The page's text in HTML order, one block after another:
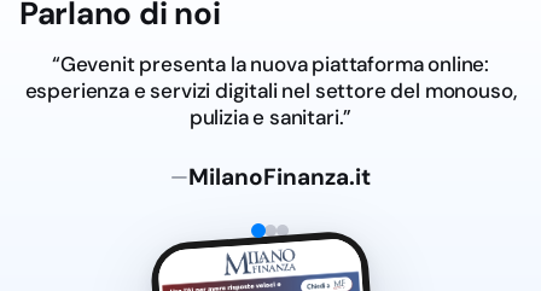
l’emergenza o l’uso
confronta un negozio di
articoli sanitari vicino
alla propria sede con
criterio più utile non è la
Torino o Roma, ma la
coerenza tra reparto,
Parlano di noi
“Dal Salento al digitale: Ge.ven.it lancia la nuova
piattaforma online dedicata al settore del monouso,
pulizia e sanitari.”
—Adnkronos.com